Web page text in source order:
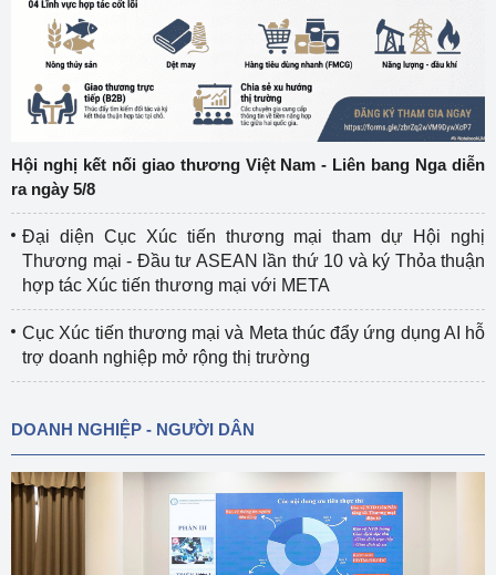
Hội nghị kết nối giao thương Việt Nam - Liên bang Nga diễn
ra ngày 5/8
Đại diện Cục Xúc tiến thương mại tham dự Hội nghị
Thương mại - Đầu tư ASEAN lần thứ 10 và ký Thỏa thuận
hợp tác Xúc tiến thương mại với META
Cục Xúc tiến thương mại và Meta thúc đẩy ứng dụng AI hỗ
trợ doanh nghiệp mở rộng thị trường
DOANH NGHIỆP - NGƯỜI DÂN